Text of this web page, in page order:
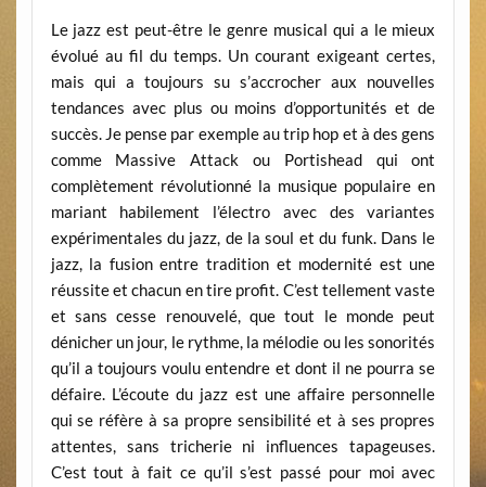
Le jazz est peut-être le genre musical qui a le mieux
évolué au fil du temps. Un courant exigeant certes,
mais qui a toujours su s’accrocher aux nouvelles
tendances avec plus ou moins d’opportunités et de
succès. Je pense par exemple au trip hop et à des gens
comme Massive Attack ou Portishead qui ont
complètement révolutionné la musique populaire en
mariant habilement l’électro avec des variantes
expérimentales du jazz, de la soul et du funk. Dans le
jazz, la fusion entre tradition et modernité est une
réussite et chacun en tire profit. C’est tellement vaste
et sans cesse renouvelé, que tout le monde peut
dénicher un jour, le rythme, la mélodie ou les sonorités
qu’il a toujours voulu entendre et dont il ne pourra se
défaire. L’écoute du jazz est une affaire personnelle
qui se réfère à sa propre sensibilité et à ses propres
attentes, sans tricherie ni influences tapageuses.
C’est tout à fait ce qu’il s’est passé pour moi avec